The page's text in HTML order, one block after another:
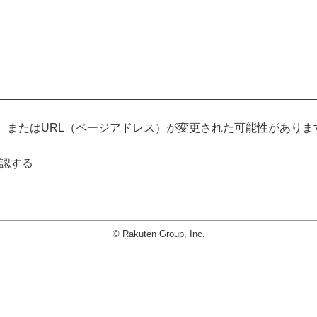
たはURL（ページアドレス）が変更された可能性がありま
する
© Rakuten Group, Inc.